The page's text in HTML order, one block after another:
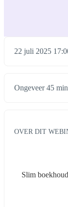
22 juli 2025
Ongeveer 45
OVER DIT
Slim